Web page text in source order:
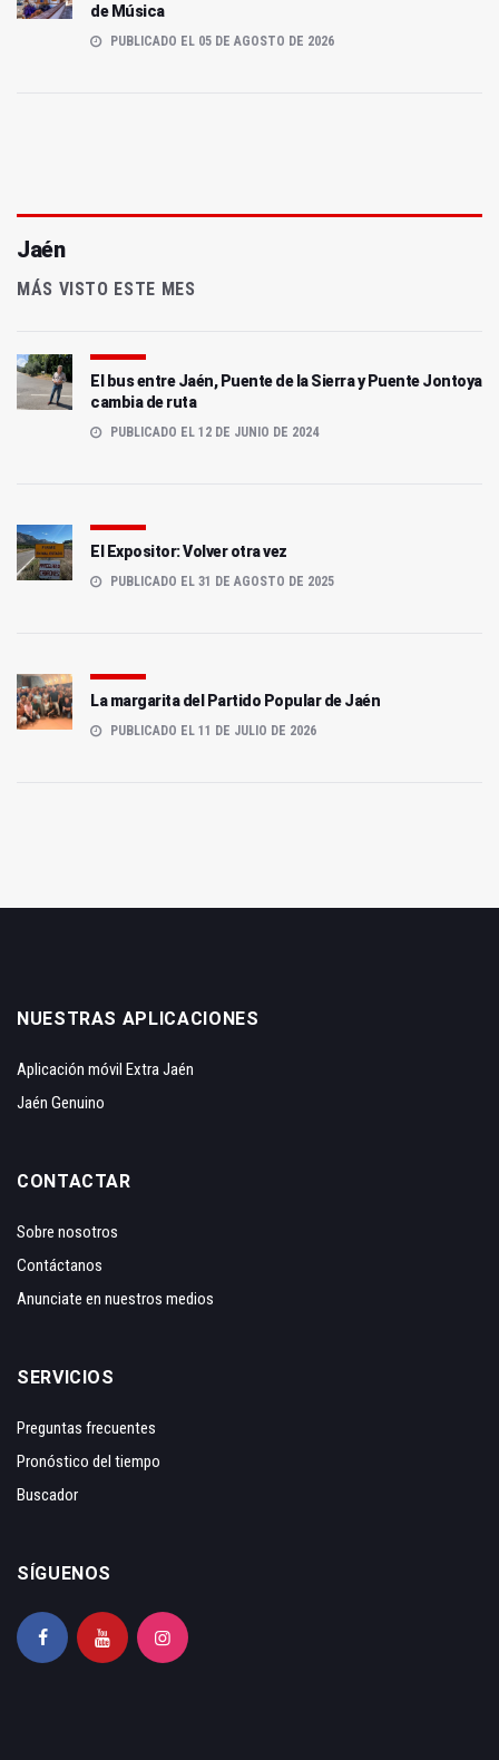
de Música
PUBLICADO EL 05 DE AGOSTO DE 2026
Jaén
MÁS VISTO ESTE MES
El bus entre Jaén, Puente de la Sierra y Puente Jontoya
cambia de ruta
PUBLICADO EL 12 DE JUNIO DE 2024
El Expositor: Volver otra vez
PUBLICADO EL 31 DE AGOSTO DE 2025
La margarita del Partido Popular de Jaén
PUBLICADO EL 11 DE JULIO DE 2026
NUESTRAS APLICACIONES
Aplicación móvil Extra Jaén
Jaén Genuino
CONTACTAR
Sobre nosotros
Contáctanos
Anunciate en nuestros medios
SERVICIOS
Preguntas frecuentes
Pronóstico del tiempo
Buscador
SÍGUENOS